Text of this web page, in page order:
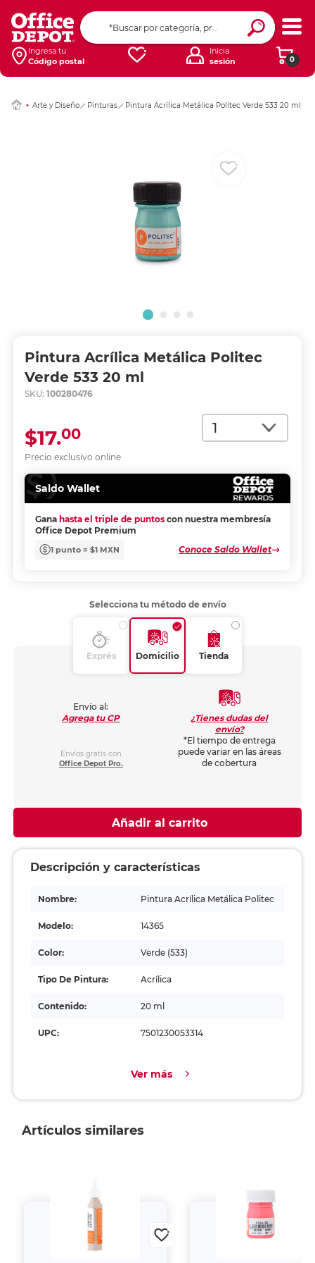
Ingresa tu
Código postal
0
Inicia
sesión
Arte y Diseño Pinturas Pintura Acrílica Metálica Politec Verde 533 20 ml
Pintura Acrílica Metálica Politec
Verde 533 20 ml
SKU: 100280476
Cantidad
Precio exclusivo online
$17.00
Saldo Wallet
Gana hasta el triple de puntos con nuestra membresía
Office Depot Premium
1 punto = $1 MXN Conoce Saldo Wallet
Ingresar Codigo
Selecciona tu método de envío
Exprés Domicilio Tienda
Envío al:
Agrega tu CP
Envíos gratis con
Office Depot Pro.
¿Tienes dudas del
envío?
*El tiempo de entrega
puede variar en las áreas
de cobertura
Añadir al carrito
Descripción y características
Nombre: Pintura Acrílica Metálica Politec
Modelo: 14365
Color: Verde (533)
Tipo De Pintura: Acrílica
Contenido: 20 ml
UPC: 7501230053314
Ver más
Artículos similares